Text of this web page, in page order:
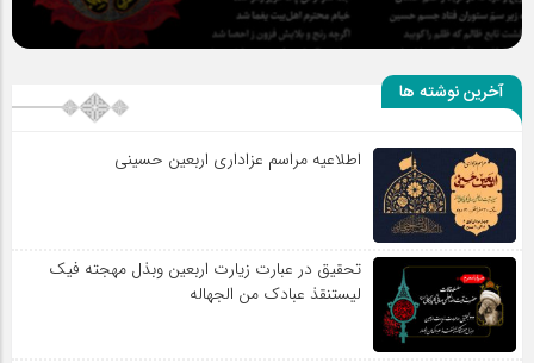
سلطان عشق
آخرین نوشته ها
اطلاعیه مراسم عزاداری اربعین حسینی
تحقیق در عبارت زیارت اربعین وبذل مهجته فیک
لیستنقذ عبادک من الجهاله